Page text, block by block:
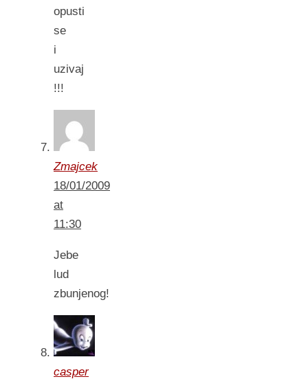
opusti
se
i
uzivaj
!!!
Zmajcek
18/01/2009
at
11:30
Jebe
lud
zbunjenog!
casper